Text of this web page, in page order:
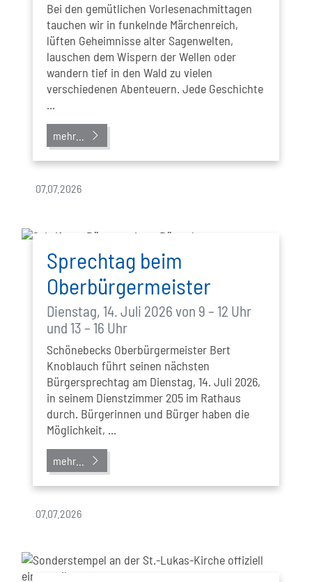
Bei den gemütlichen Vorlesenachmittagen
tauchen wir in funkelnde Märchenreich,
lüften Geheimnisse alter Sagenwelten,
lauschen dem Wispern der Wellen oder
wandern tief in den Wald zu vielen
verschiedenen Abenteuern. Jede Geschichte
...
mehr...
07.07.2026
Sprechtag beim
Oberbürgermeister
Dienstag, 14. Juli 2026 von 9 – 12 Uhr
und 13 – 16 Uhr
Schönebecks Oberbürgermeister Bert
Knoblauch führt seinen nächsten
Bürgersprechtag am Dienstag, 14. Juli 2026,
in seinem Dienstzimmer 205 im Rathaus
durch. Bürgerinnen und Bürger haben die
Möglichkeit, ...
mehr...
07.07.2026